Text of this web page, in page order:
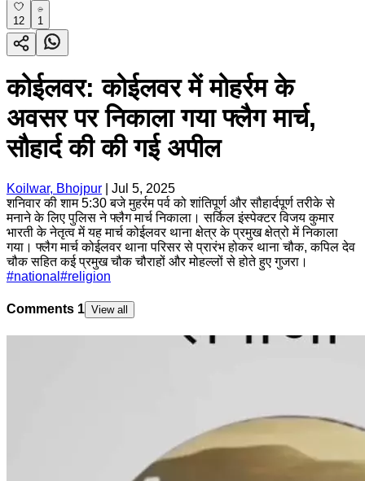
12 1
कोईलवर: कोईलवर में मोहर्रम के
अवसर पर निकाला गया फ्लैग मार्च,
सौहार्द की की गई अपील
Koilwar, Bhojpur
Jul 5, 2025
शनिवार की शाम 5:30 बजे मुहर्रम पर्व को शांतिपूर्ण और सौहार्दपूर्ण तरीके से
मनाने के लिए पुलिस ने फ्लैग मार्च निकाला। सर्किल इंस्पेक्टर विजय कुमार
भारती के नेतृत्व में यह मार्च कोईलवर थाना क्षेत्र के प्रमुख क्षेत्रो में निकाला
गया। फ्लैग मार्च कोईलवर थाना परिसर से प्रारंभ होकर थाना चौक, कपिल देव
चौक सहित कई प्रमुख चौक चौराहों और मोहल्लों से होते हुए गुजरा।
#national #religion
Comments 1 View all